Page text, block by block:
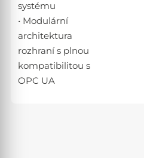
systému
• Modulární
architektura
rozhraní s plnou
kompatibilitou s
OPC UA